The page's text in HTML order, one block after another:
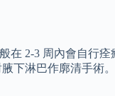
在 2-3 周內會自行
下淋巴作廓清手術。